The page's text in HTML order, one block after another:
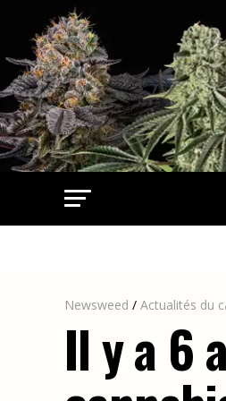
Newsweed / Actualités du
Il y a 6